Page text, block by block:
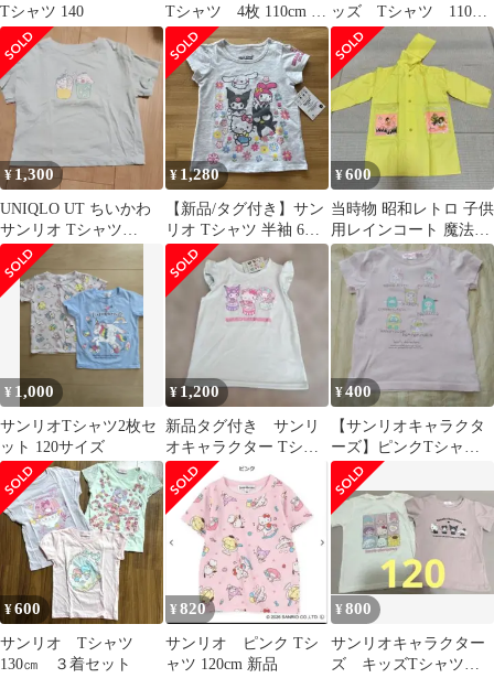
Tシャツ 140
Tシャツ 4枚 110cm マ
イメロ キティ ティン
カーベル
ッズ Tシャツ 110セ
ンチ
¥ 1,300
UNIQLO UT ちいかわ
サンリオ Tシャツ
110cm シナモン ハ
チワレ
¥ 1,280
【新品/タグ付き】サン
リオ Tシャツ 半袖 6歳
110cmくらい
¥600
当時物 昭和レトロ 子供
用レインコート 魔法の
アイドル パステルユー
ミ 日本製
¥ 1,000
サンリオTシャツ2枚セ
ット 120サイズ
¥ 1,200
新品タグ付き サンリ
オキャラクター Tシャ
ツ 120 クロミ マイ
メロ キティ
¥400
【サンリオキャラクタ
ーズ】ピンクTシャ
ツ 110 小さめ
¥600
サンリオ Tシャツ
130㎝ ３着セット
¥ 820
サンリオ ピンク Tシ
ャツ 120cm 新品
¥800
サンリオキャラクター
ズ キッズTシャツ 2